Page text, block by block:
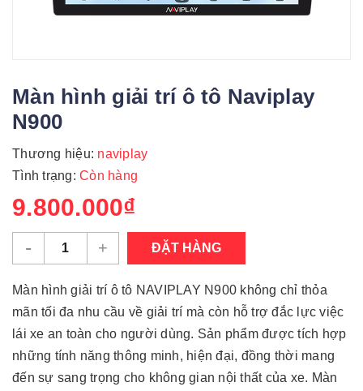
Màn hình giải trí ô tô Naviplay
N900
Thương hiệu: naviplay
Tình trạng: Còn hàng
9.800.000₫
- + ĐẶT HÀNG
Màn hình giải trí ô tô NAVIPLAY N900 không chỉ thỏa
mãn tối đa nhu cầu về giải trí mà còn hỗ trợ đắc lực việc
lái xe an toàn cho người dùng. Sản phẩm được tích hợp
những tính năng thông minh, hiện đại, đồng thời mang
đến sự sang trọng cho không gian nội thất của xe. Màn